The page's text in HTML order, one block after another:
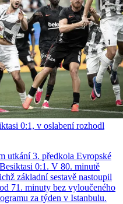
0:1, v oslabení rozhodl
utkání 3. předkola Evropské
0:1. V 80. minutě
základní sestavě nastoupil
71. minuty bez vyloučeného
za týden v Istanbulu.